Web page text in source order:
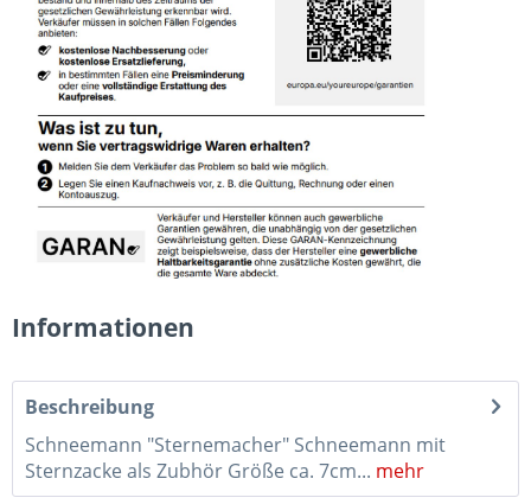
Informationen
Beschreibung
Schneemann "Sternemacher" Schneemann mit
Sternzacke als Zubhör Größe ca. 7cm... mehr